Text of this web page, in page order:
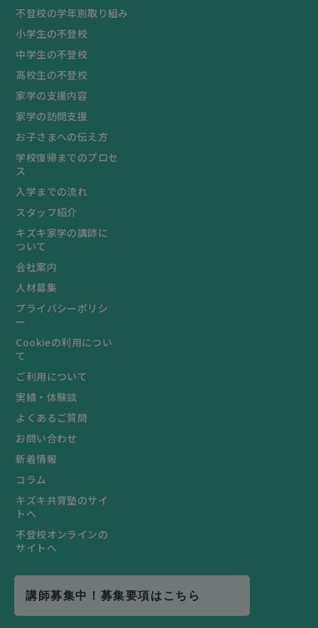
不登校の学年別取り組み
小学生の不登校
中学生の不登校
高校生の不登校
家学の支援内容
家学の訪問支援
お子さまへの伝え方
学校復帰までのプロセ
ス
入学までの流れ
スタッフ紹介
キズキ家学の講師に
ついて
会社案内
人材募集
プライバシーポリシ
ー
Cookieの利用につい
て
ご利用について
実績・体験談
よくあるご質問
お問い合わせ
新着情報
コラム
キズキ共育塾のサイ
トへ
不登校オンラインの
サイトへ
講師募集中！募集要項はこちら